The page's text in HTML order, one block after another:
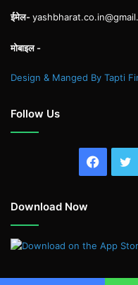
ईमेल-
मोबाइल -
Design & Manged By Tapti
Follow Us
Download Now